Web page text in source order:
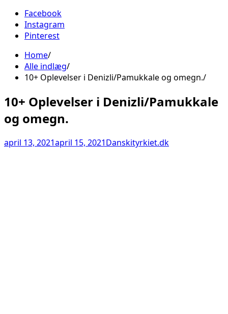
Facebook
Instagram
Pinterest
Home
Alle indlæg
10+ Oplevelser i Denizli/Pamukkale og omegn.
10+ Oplevelser i Denizli/Pamukkale
og omegn.
april 13, 2021april 15, 2021Danskityrkiet.dk